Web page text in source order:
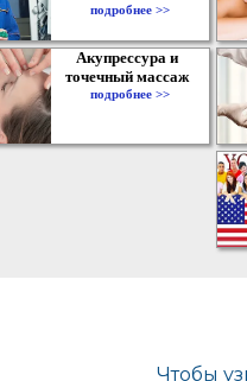
подробнее >>
Акупрессура и
точечный массаж
подробнее >>